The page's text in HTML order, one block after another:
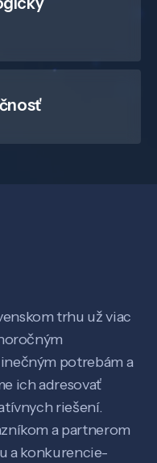
trhu už viac
potrebám a
ich adresovať
riešení.
a partnerom
a konkurencie-